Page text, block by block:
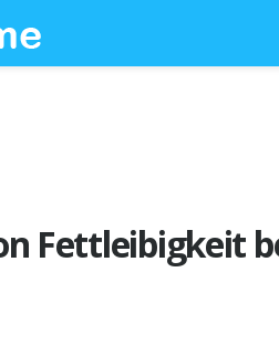
Fettleibigkeit